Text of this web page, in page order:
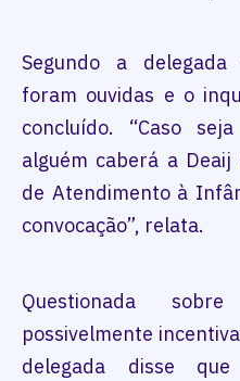
Segundo a
foram ouvidas e o
concluído. “Caso
alguém caberá a Deaij
de Atendimento à
convocação”, relata.
Questionada
possivelmente
delegada disse